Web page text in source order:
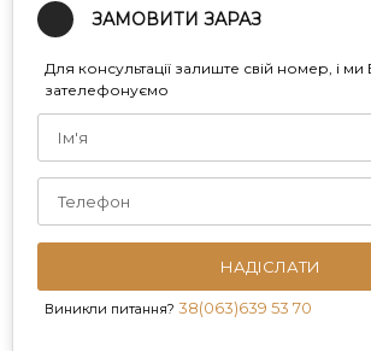
ЗАМОВИТИ ЗАРАЗ
Для консультації залиште свій номер, і ми
зателефонуємо
НАДІСЛАТИ
Виникли питання? 38(063)639 53 70